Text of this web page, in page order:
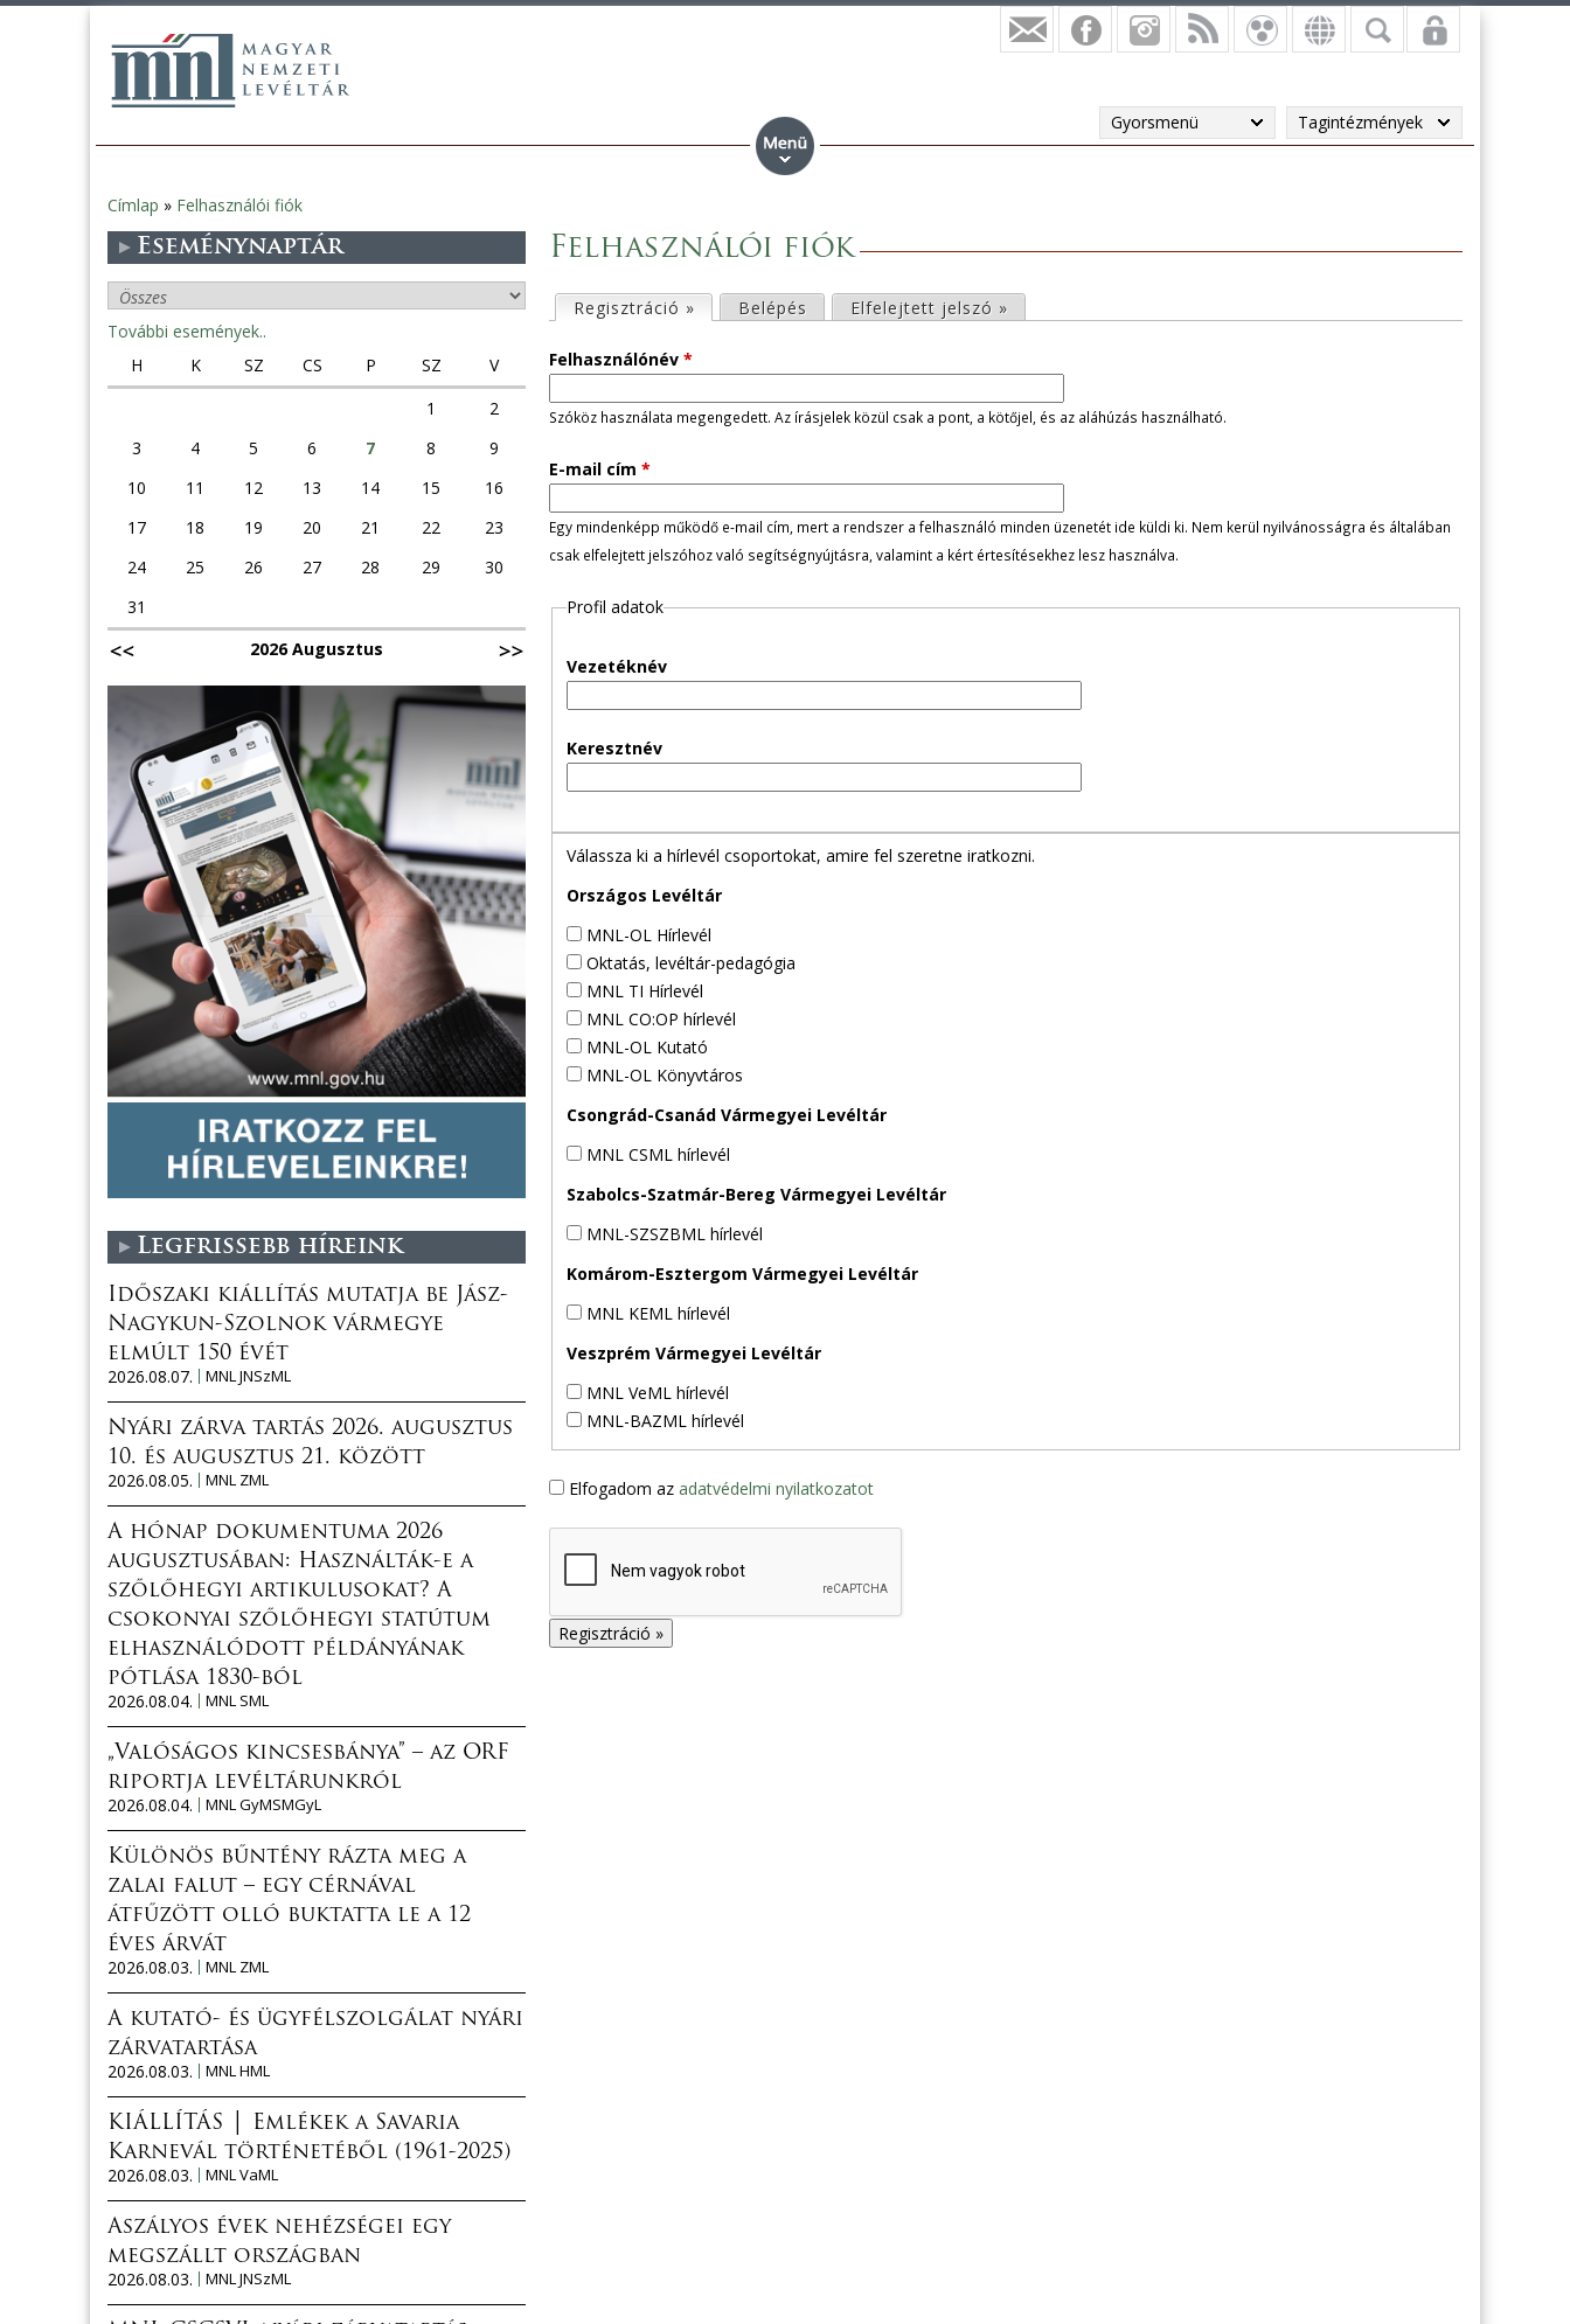
Gyorsmenü Tagintézmények
Jelenlegi
hely
Címlap » Felhasználói fiók
Felhasználói fiók
l
s
ő
d
l
e
Regisztráció » (aktív fül)
Belépés Elfelejtett jelszó »
Felhasználónév *
Szóköz használata megengedett. Az írásjelek közül csak a pont, a kötőjel, és az aláhúzás használható.
E-mail cím *
Egy mindenképp működő e-mail cím, mert a rendszer a felhasználó minden üzenetét ide küldi ki. Nem kerül nyilvánosságra és általában
csak elfelejtett jelszóhoz való segítségnyújtásra, valamint a kért értesítésekhez lesz használva.
Profil adatok
Vezetéknév
Keresztnév
Válassza ki a hírlevél csoportokat, amire fel szeretne iratkozni.
Országos Levéltár
MNL-OL Hírlevél
Oktatás, levéltár-pedagógia
MNL TI Hírlevél
MNL CO:OP hírlevél
MNL-OL Kutató
MNL-OL Könyvtáros
Csongrád-Csanád Vármegyei Levéltár
MNL CSML hírlevél
Szabolcs-Szatmár-Bereg Vármegyei Levéltár
MNL-SZSZBML hírlevél
Komárom-Esztergom Vármegyei Levéltár
MNL KEML hírlevél
Veszprém Vármegyei Levéltár
MNL VeML hírlevél
MNL-BAZML hírlevél
Elfogadom az adatvédelmi nyilatkozatot
Eseménynaptár
További események..
H
K SZ CS P SZ
V
1
2
3
4 5 6 7 8
9
10
11 12 13 14 15
16
17
18 19 20 21 22
23
24
25 26 27 28 29
30
31
2026 Augusztus
Legfrissebb híreink
Időszaki kiállítás mutatja be Jász-
Nagykun-Szolnok vármegye
elmúlt 150 évét
2026.08.07.
MNL JNSzML
Nyári zárva tartás 2026. augusztus
10. és augusztus 21. között
2026.08.05.
MNL ZML
A hónap dokumentuma 2026
augusztusában: Használták-e a
szőlőhegyi artikulusokat? A
csokonyai szőlőhegyi statútum
elhasználódott példányának
pótlása 1830-ból
2026.08.04.
MNL SML
„Valóságos kincsesbánya” – az ORF
riportja levéltárunkról
2026.08.04.
MNL GyMSMGyL
Különös bűntény rázta meg a
zalai falut – egy cérnával
átfűzött olló buktatta le a 12
éves árvát
2026.08.03.
MNL ZML
A kutató- és ügyfélszolgálat nyári
zárvatartása
2026.08.03.
MNL HML
KIÁLLÍTÁS │ Emlékek a Savaria
Karnevál történetéből (1961-2025)
2026.08.03.
MNL VaML
Aszályos évek nehézségei egy
megszállt országban
2026.08.03.
MNL JNSzML